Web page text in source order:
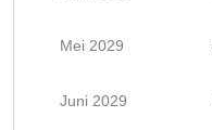
Mei 2029
Juni 2029